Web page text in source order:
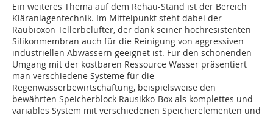
Ein weiteres Thema auf dem Rehau-Stand ist der Bereich
Kläranlagentechnik. Im Mittelpunkt steht dabei der
Raubioxon Tellerbelüfter, der dank seiner hochresistenten
Silikonmembran auch für die Reinigung von aggressiven
industriellen Abwässern geeignet ist. Für den schonenden
Umgang mit der kostbaren Ressource Wasser präsentiert
man verschiedene Systeme für die
Regenwasserbewirtschaftung, beispielsweise den
bewährten Speicherblock Rausikko-Box als komplettes und
variables System mit verschiedenen Speicherelementen und